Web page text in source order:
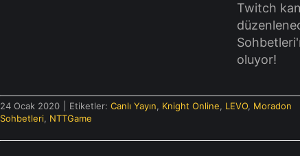
Twitch
oluyor!
24 Ocak 2020 Etiketler: Canlı Yayın, Knight Online, LEVO, Moradon
Sohbetleri, NTTGame